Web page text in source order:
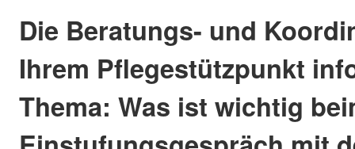
Die Beratungs- und
Ihrem Pflegestützpunkt
Thema: Was ist wichtig